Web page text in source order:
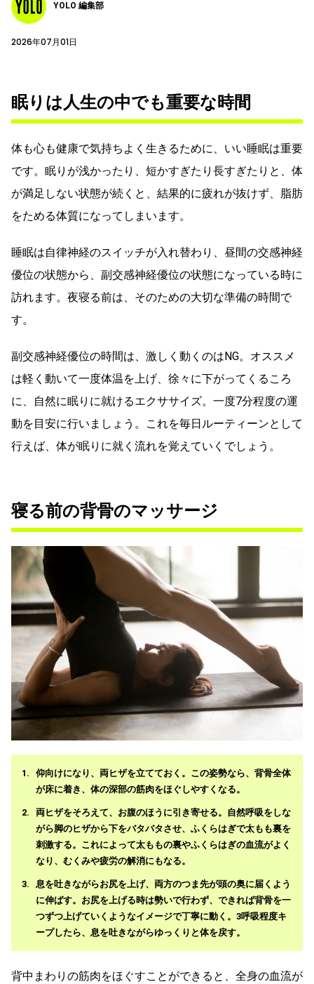
YOLO 編集部
2026年07月01日
眠りは人生の中でも重要な時間
体も心も健康で気持ちよく生きるために、いい睡眠は重要
です。眠りが浅かったり、短かすぎたり長すぎたりと、体
が満足しない状態が続くと、結果的に疲れが抜けず、脂肪
をためる体質になってしまいます。
睡眠は自律神経のスイッチが入れ替わり、昼間の交感神経
優位の状態から、副交感神経優位の状態になっている時に
訪れます。夜寝る前は、そのための大切な準備の時間で
す。
副交感神経優位の時間は、激しく動くのはNG。オススメ
は軽く動いて一度体温を上げ、徐々に下がってくるころ
に、自然に眠りに就けるエクササイズ。一度7分程度の運
動を目安に行いましょう。これを毎日ルーティーンとして
行えば、体が眠りに就く流れを覚えていくでしょう。
寝る前の背骨のマッサージ
仰向けになり、両ヒザを立てておく。この姿勢なら、背骨全体
が床に着き、体の深部の筋肉をほぐしやすくなる。
両ヒザをそろえて、お腹のほうに引き寄せる。自然呼吸をしな
がら脚のヒザから下をバタバタさせ、ふくらはぎで太もも裏を
刺激する。これによって太ももの裏やふくらはぎの血流がよく
なり、むくみや疲労の解消にもなる。
息を吐きながらお尻を上げ、両方のつま先が頭の奥に届くよう
に伸ばす。お尻を上げる時は勢いで行わず、できれば背骨を一
つずつ上げていくようなイメージで丁寧に動く。3呼吸程度キ
ープしたら、息を吐きながらゆっくりと体を戻す。
背中まわりの筋肉をほぐすことができると、全身の血流が